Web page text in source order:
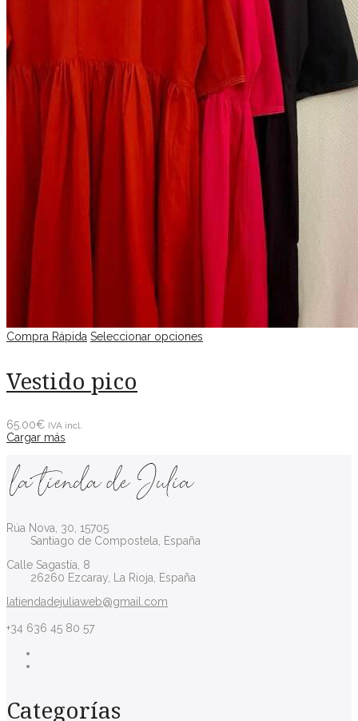
Compra Rápida Seleccionar opciones
Vestido pico
65.00€ IVA incl.
Cargar más
Rúa Nova, 30, 15705
Santiago de Compostela, España
Calle Sagastía, 8
26260 Ezcaray, La Rioja, España
latiendadejuliaweb@gmail.com
+34 636 45 80 57
Categorías